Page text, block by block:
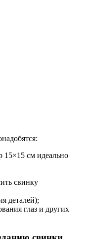
15×15 см идеально
свинку
деталей);
глаз и других